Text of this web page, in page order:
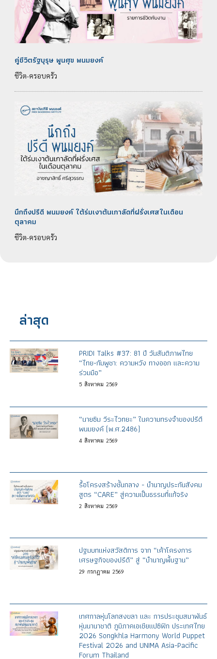
คู่ชีวิตรัฐบุรุษ พูนศุข พนมยงค์
ชีวิต-ครอบครัว
นึกถึงปรีดี พนมยงค์ ใต้ร่มเงาต้นเกาลัดที่ฝรั่งเศสในเดือน
ตุลาคม
ชีวิต-ครอบครัว
ล่าสุด
PRIDI Talks #37: 81 ปี วันสันติภาพไทย
“ไทย-กัมพูชา: ความหวัง ทางออก และความ
ร่วมมือ”
5 สิงหาคม 2569
“นายซิม วีระไวทยะ” ในความทรงจำของปรีดี
พนมยงค์ (พ.ศ.2486)
4 สิงหาคม 2569
รื้อโครงสร้างชั้นกลาง - บำนาญประกันสังคม
สูตร “CARE” สู่ความเป็นธรรมที่แท้จริง
2 สิงหาคม 2569
ปฐมบทแห่งสวัสดิการ จาก “เค้าโครงการ
เศรษฐกิจของปรีดี” สู่ “บำนาญพื้นฐาน”
29 กรกฎาคม 2569
เทศกาลหุ่นโลกสงขลา และ การประชุมสมาพันธ์
หุ่นนานาชาติ ภูมิภาคเอเชียแปซิฟิก ประเทศไทย
2026 Songkhla Harmony World Puppet
Festival 2026 and UNIMA Asia-Pacific
Forum Thailand